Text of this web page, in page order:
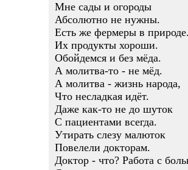
Мне сады и огороды
Абсолютно не нужны.
Есть же фермеры в природе.
Их продукты хороши.
Обойдемся и без мёда.
А молитва-то - не мёд.
А молитва - жизнь народа,
Что несладкая идёт.
Даже как-то не до шуток
С пациентами всегда.
Утирать слезу малюток
Повелели докторам.
Доктор - что? Работа с